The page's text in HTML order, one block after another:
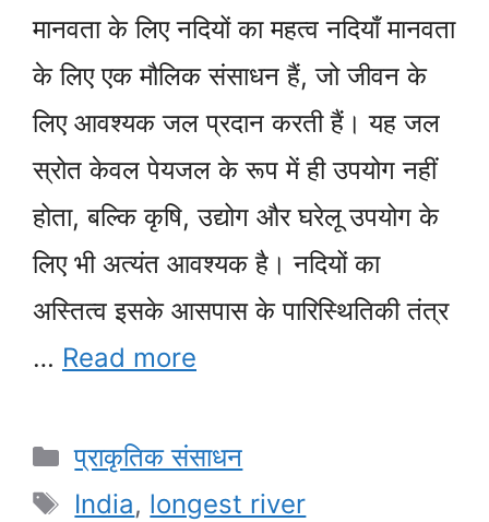
मानवता के लिए नदियों का महत्व नदियाँ मानवता
के लिए एक मौलिक संसाधन हैं, जो जीवन के
लिए आवश्यक जल प्रदान करती हैं। यह जल
स्रोत केवल पेयजल के रूप में ही उपयोग नहीं
होता, बल्कि कृषि, उद्योग और घरेलू उपयोग के
लिए भी अत्यंत आवश्यक है। नदियों का
अस्तित्व इसके आसपास के पारिस्थितिकी तंत्र
… Read more
Categories
प्राकृतिक संसाधन
Tags
India, longest river